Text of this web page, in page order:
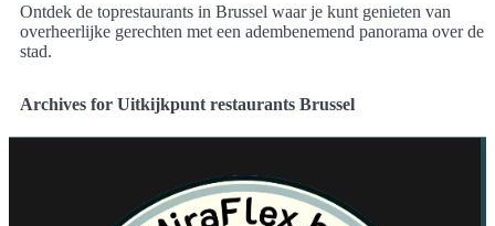
Ontdek de toprestaurants in Brussel waar je kunt genieten van
overheerlijke gerechten met een adembenemend panorama over de
stad.
Archives for Uitkijkpunt restaurants Brussel